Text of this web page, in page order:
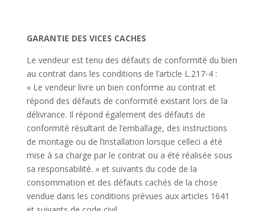
GARANTIE DES VICES CACHES
Le vendeur est tenu des défauts de conformité du bien
au contrat dans les conditions de l’article L.217-4 :
« Le vendeur livre un bien conforme au contrat et
répond des défauts de conformité existant lors de la
délivrance. Il répond également des défauts de
conformité résultant de l’emballage, des instructions
de montage ou de l’installation lorsque celleci a été
mise à sa charge par le contrat ou a été réalisée sous
sa responsabilité. » et suivants du code de la
consommation et des défauts cachés de la chose
vendue dans les conditions prévues aux articles 1641